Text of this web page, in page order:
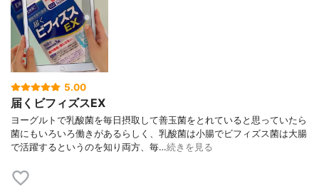
5.00
届くビフィズスEX
ヨーグルトで乳酸菌を毎日摂取して善玉菌をとれていると思っていたら
菌にもいろいろ働きがあるらしく、乳酸菌は小腸でビフィズス菌は大腸
で活躍するというのを知り両方、毎…続きを見る